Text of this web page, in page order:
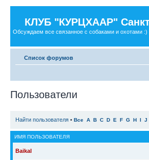
КЛУБ "КУРЦХААР"
Обсуждаем все связанное с собаками и охотами :)
Список форумов
Пользователи
Найти пользователя • Все A B C D E F G H I J
ИМЯ ПОЛЬЗОВАТЕЛЯ
Baikal